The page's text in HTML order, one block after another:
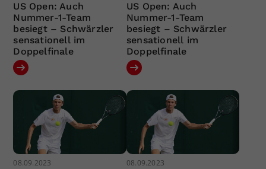
US Open: Auch
Nummer-1-Team
besiegt – Schwärzler
sensationell im
Doppelfinale
US Open: Auch
Nummer-1-Team
besiegt – Schwärzler
sensationell im
Doppelfinale
08.09.2023 08.09.2023